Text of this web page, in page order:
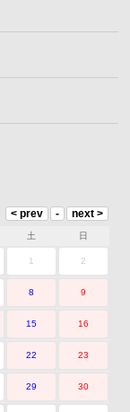
土 日
1 2
8 9
15 16
22 23
29 30